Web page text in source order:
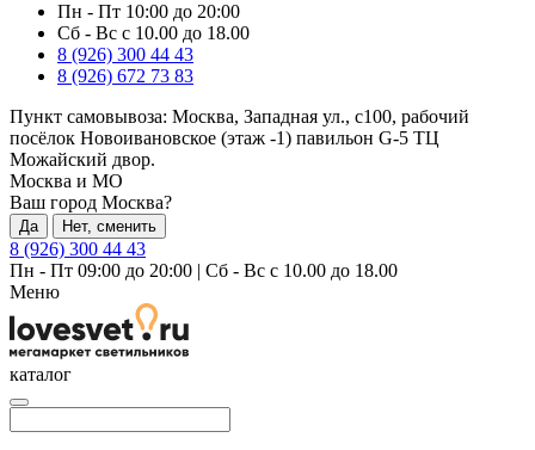
Пн - Пт 10:00 до 20:00
Сб - Вс с 10.00 до 18.00
8 (926) 300 44 43
8 (926) 672 73 83
Пункт самовывоза: Москва, Западная ул., с100, рабочий
посёлок Новоивановское (этаж -1) павильон G-5 ТЦ
Можайский двор.
Москва и МО
Ваш город Москва?
Да Нет, сменить
8 (926) 300 44 43
Пн - Пт 09:00 до 20:00 | Сб - Вс с 10.00 до 18.00
Меню
каталог